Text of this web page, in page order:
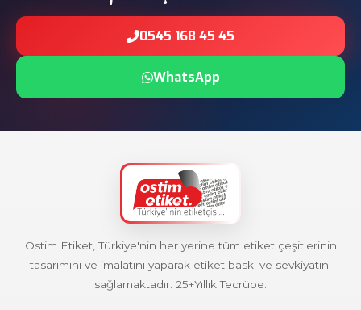
0545 168 45 45
WhatsApp
Ostim Etiket, Türkiye'nin her yerine tüm etiket çeşitlerinin
tasarımını ve imalatını yaparak etiket baskı ve sevkiyatını
sağlamaktadır. 25+Yıllık Tecrübe.